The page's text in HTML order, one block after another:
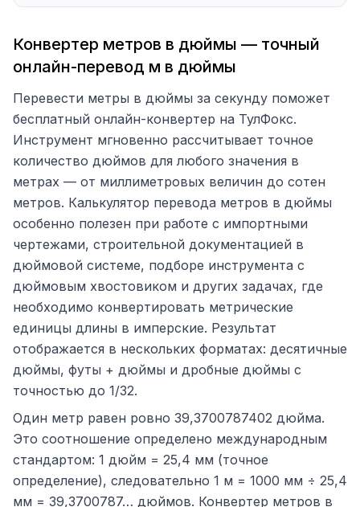
10 м 393,7008
1 968,5039
100 м 3 937,0079
Нажмите на строку таблицы, чтобы подставить значение в
калькулятор.
Конвертер метров в дюймы — точный
онлайн-перевод м в дюймы
Перевести метры в дюймы за секунду поможет
бесплатный онлайн-конвертер на ТулФокс.
Инструмент мгновенно рассчитывает точное
количество дюймов для любого значения в
метрах — от миллиметровых величин до сотен
метров. Калькулятор перевода метров в дюймы
особенно полезен при работе с импортными
чертежами, строительной документацией в
дюймовой системе, подборе инструмента с
дюймовым хвостовиком и других задачах, где
необходимо конвертировать метрические
единицы длины в имперские. Результат
отображается в нескольких форматах: десятичные
дюймы, футы + дюймы и дробные дюймы с
точностью до 1/32.
Один метр равен ровно 39,3700787402 дюйма.
Это соотношение определено международным
стандартом: 1 дюйм = 25,4 мм (точное
определение), следовательно 1 м = 1000 мм ÷ 25,4
мм = 39,3700787… дюймов. Конвертер метров в